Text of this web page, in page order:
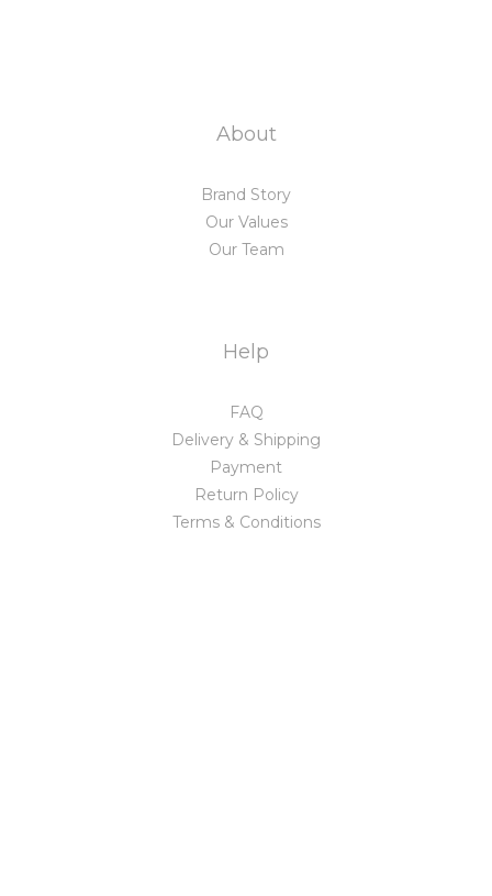
About
Brand Story
Our Values
Our Team
Help
FAQ
Delivery & Shipping
Payment
Return Policy
Terms & Conditions